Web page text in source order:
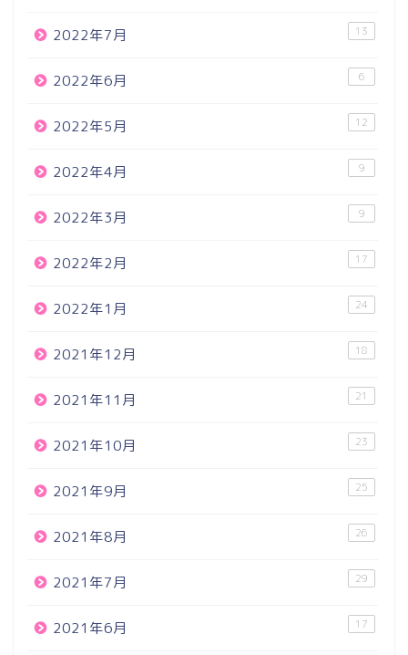
2022年7月 13
2022年6月 6
2022年5月 12
2022年4月 9
2022年3月 9
2022年2月 17
2022年1月 24
2021年12月 18
2021年11月 21
2021年10月 23
2021年9月 25
2021年8月 26
2021年7月 29
2021年6月 17